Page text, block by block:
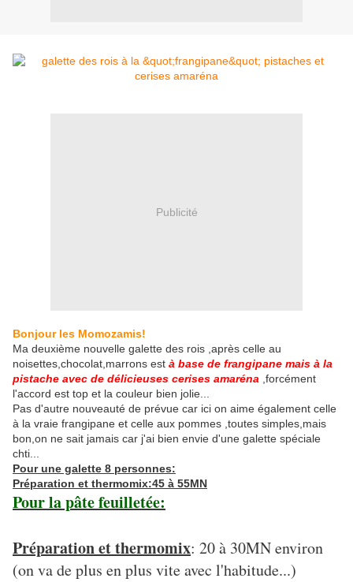
Publicité
Bonjour les Momozamis!
Ma deuxième nouvelle galette des rois ,après celle au
noisettes,chocolat,marrons est à base de frangipane mais à la
pistache avec de délicieuses cerises amaréna ,forcément
l'accord est top et la couleur bien jolie...
Pas d'autre nouveauté de prévue car ici on aime également celle
à la vraie frangipane et celle aux pommes ,toutes simples,mais
bon,on ne sait jamais car j'ai bien envie d'une galette spéciale
chti...
Pour une galette 8 personnes:
Préparation et thermomix:45 à 55MN
Pour la pâte feuilletée:
Préparation et thermomix: 20 à 30MN environ
(on va de plus en plus vite avec l'habitude...)